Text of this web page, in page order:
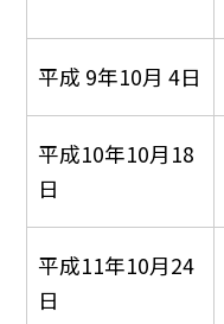
平成 9年10月 4日
平成10年10月18
日
平成11年10月24
日